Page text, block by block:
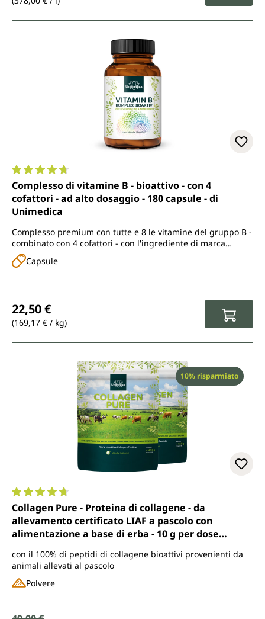
Valutazione media di 4.7 su 5 stelle
Complesso di vitamine B - bioattivo - con 4
cofattori - ad alto dosaggio - 180 capsule - di
Unimedica
Complesso premium con tutte e 8 le vitamine del gruppo B -
combinato con 4 cofattori - con l'ingrediente di marca
Quatrefolic®
Capsule
22,50 €
(169,17 € / kg)
Sconto
10% risparmiato
Valutazione media di 4.7 su 5 stelle
Collagen Pure - Proteina di collagene - da
allevamento certificato LIAF a pascolo con
alimentazione a base di erba - 10 g per dose
con il 100% di peptidi di collagene bioattivi provenienti da
animali allevati al pascolo
Polvere